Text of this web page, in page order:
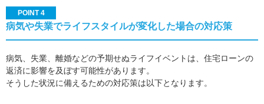
POINT 4
病気や失業でライフスタイルが変化した場合の対応策
病気、失業、離婚などの予期せぬライフイベントは、住宅ローンの
返済に影響を及ぼす可能性があります。
そうした状況に備えるための対応策は以下となります。